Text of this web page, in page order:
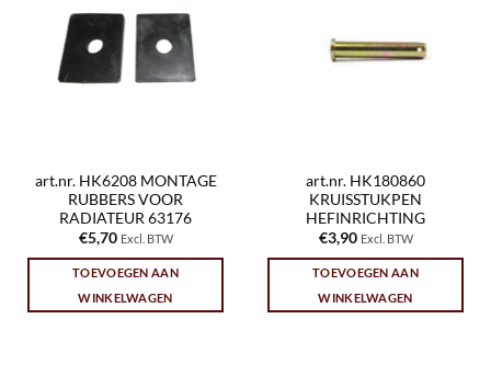
art.nr. HK6208 MONTAGE
RUBBERS VOOR
RADIATEUR 63176
€5,70 Excl. BTW
TOEVOEGEN AAN
WINKELWAGEN
art.nr. HK180860
KRUISSTUKPEN
HEFINRICHTING
€3,90 Excl. BTW
TOEVOEGEN AAN
WINKELWAGEN